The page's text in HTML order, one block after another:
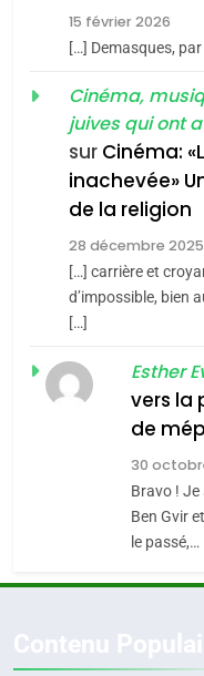
15 février 2026
[…] Demasques,
Cinéma,
juives qui ont
sur Cinéma:
inachevée»
de la religion
28 décembre 2025
[…] carrière et
d’impossible, bien
[…]
Esther
vers la
de
30
Bravo !
Ben Gvir
le passé,…